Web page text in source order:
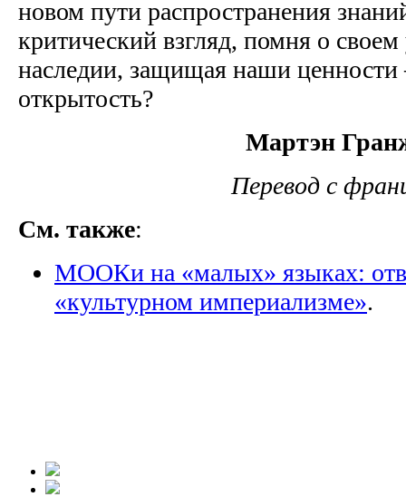
новом пути распространения
критический взгляд, помня о своем
наследии, защищая наши
открытость?
Мартэн
Перевод с
См. также:
МООКи на «малых» языках:
«культурном империализме».